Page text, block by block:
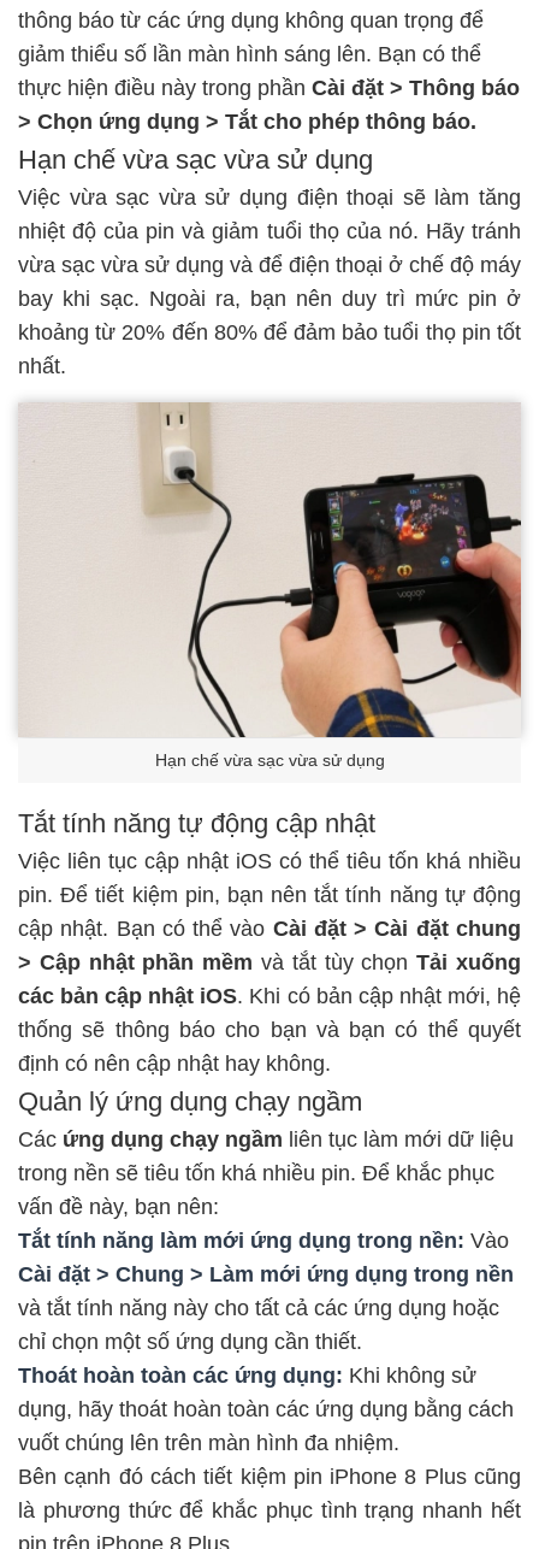
thông báo từ các ứng dụng không quan trọng để
giảm thiểu số lần màn hình sáng lên. Bạn có thể
thực hiện điều này trong phần Cài đặt > Thông báo
> Chọn ứng dụng > Tắt cho phép thông báo.
Hạn chế vừa sạc vừa sử dụng
Việc vừa sạc vừa sử dụng điện thoại sẽ làm tăng
nhiệt độ của pin và giảm tuổi thọ của nó. Hãy tránh
vừa sạc vừa sử dụng và để điện thoại ở chế độ máy
bay khi sạc. Ngoài ra, bạn nên duy trì mức pin ở
khoảng từ 20% đến 80% để đảm bảo tuổi thọ pin tốt
nhất.
Hạn chế vừa sạc vừa sử dụng
Tắt tính năng tự động cập nhật
Việc liên tục cập nhật iOS có thể tiêu tốn khá nhiều
pin. Để tiết kiệm pin, bạn nên tắt tính năng tự động
cập nhật. Bạn có thể vào Cài đặt > Cài đặt chung
> Cập nhật phần mềm và tắt tùy chọnTải xuống
các bản cập nhật iOS. Khi có bản cập nhật mới, hệ
thống sẽ thông báo cho bạn và bạn có thể quyết
định có nên cập nhật hay không.
Quản lý ứng dụng chạy ngầm
Các ứng dụng chạy ngầm liên tục làm mới dữ liệu
trong nền sẽ tiêu tốn khá nhiều pin. Để khắc phục
vấn đề này, bạn nên:
Tắt tính năng làm mới ứng dụng trong nền: Vào
Cài đặt > Chung > Làm mới ứng dụng trong nền
và tắt tính năng này cho tất cả các ứng dụng hoặc
chỉ chọn một số ứng dụng cần thiết.
Thoát hoàn toàn các ứng dụng: Khi không sử
dụng, hãy thoát hoàn toàn các ứng dụng bằng cách
vuốt chúng lên trên màn hình đa nhiệm.
Bên cạnh đó cách tiết kiệm pin iPhone 8 Pluscũng
là phương thức để khắc phục tình trạng nhanh hết